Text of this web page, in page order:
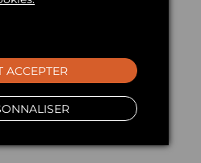
ACCEPTER